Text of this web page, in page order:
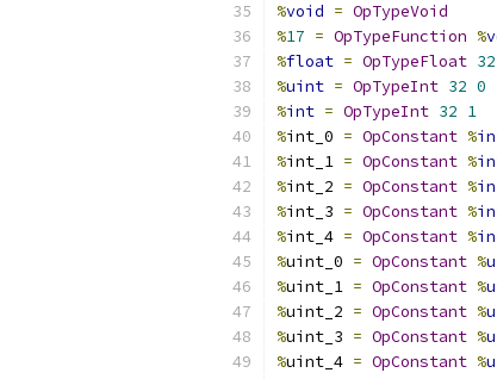
%void = OpTypeVoid
%17 = OpTypeFunction %
%float = OpTypeFloat 32
%uint = OpTypeInt 32 0
%int = OpTypeInt 32 1
%int_0 = OpConstant %
%int_1 = OpConstant %
%int_2 = OpConstant %
%int_3 = OpConstant %
%int_4 = OpConstant %
%uint_0 = OpConstant %
%uint_1 = OpConstant %
%uint_2 = OpConstant %
%uint_3 = OpConstant %
%uint_4 = OpConstant %